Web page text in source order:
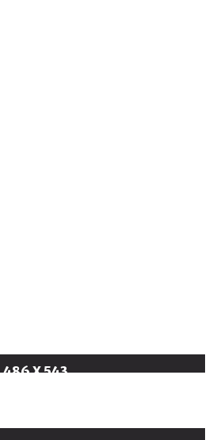
486 X 543